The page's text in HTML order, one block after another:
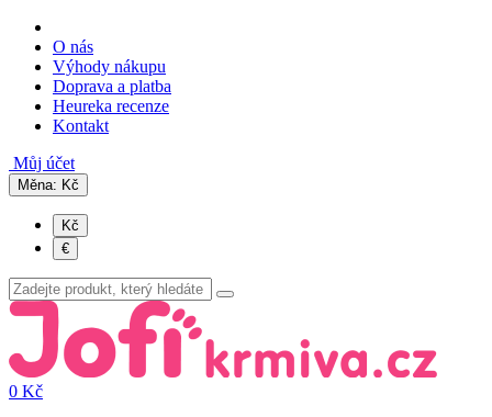
O nás
Výhody nákupu
Doprava a platba
Heureka recenze
Kontakt
Můj účet
Měna: Kč
Kč
€
0 Kč